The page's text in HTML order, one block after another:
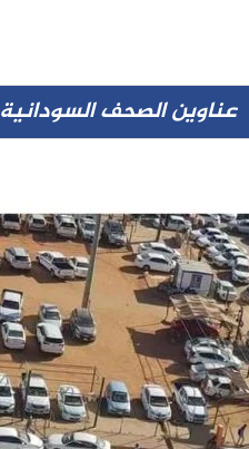
عناوين الصحف السودانية